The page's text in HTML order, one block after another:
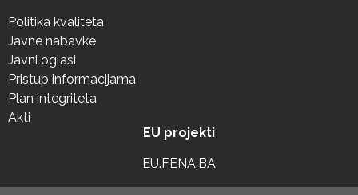
Politika kvaliteta
Javne nabavke
Javni oglasi
Pristup informacijama
Plan integriteta
Akti
EU projekti
EU.FENA.BA